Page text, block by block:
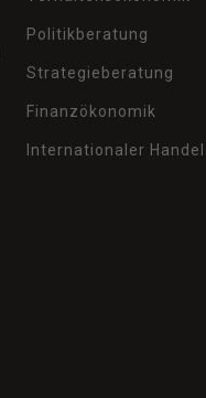
Politikberatung
Strategieberatung
Finanzökonomik
Internationaler Handel